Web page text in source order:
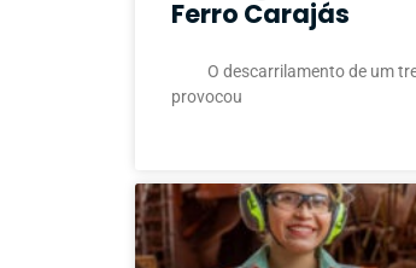
Ferro Carajás
O descarrilamento de um
provocou